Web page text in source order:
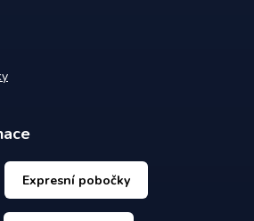
Expresní pobočky